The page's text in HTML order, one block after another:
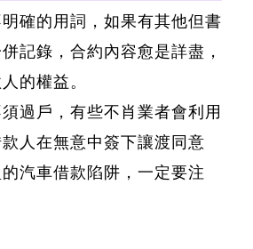
明確的用詞，如果有其他但書
記錄，合約內容愈是詳盡，
的權益。
過戶， 有些不肖業者會利用
人在無意中簽下讓渡同意
汽車借款陷阱 ，一定要注